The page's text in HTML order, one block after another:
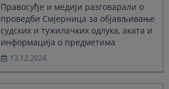
Правосуђе и медији разговарали о
проведби Смјерница за објављивање
судских и тужилачких одлука, аката и
информација о предметима
13.12.2024.